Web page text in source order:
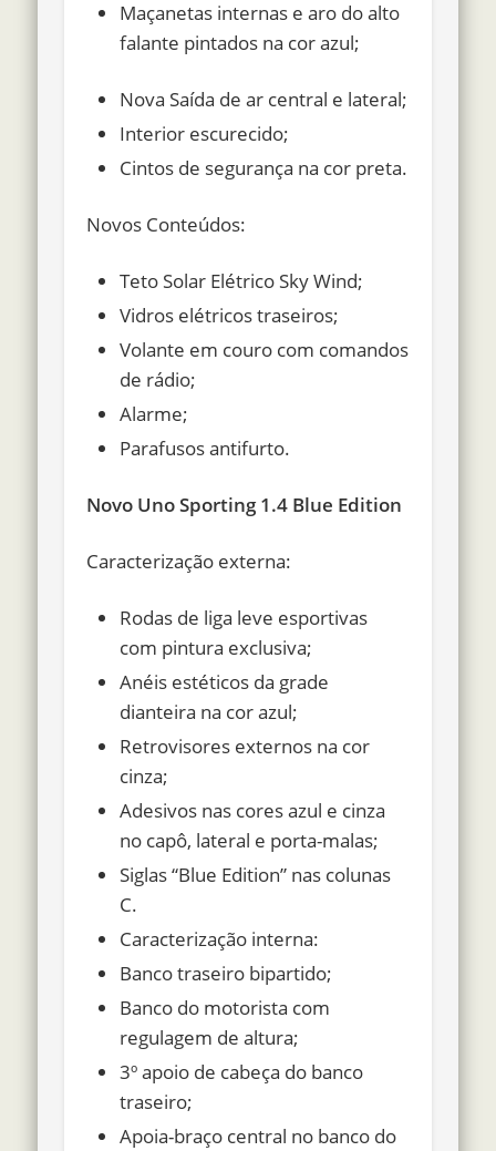
Maçanetas internas e aro do alto
falante pintados na cor azul;
Nova Saída de ar central e lateral;
Interior escurecido;
Cintos de segurança na cor preta.
Novos Conteúdos:
Teto Solar Elétrico Sky Wind;
Vidros elétricos traseiros;
Volante em couro com comandos
de rádio;
Alarme;
Parafusos antifurto.
Novo Uno Sporting 1.4 Blue Edition
Caracterização externa:
Rodas de liga leve esportivas
com pintura exclusiva;
Anéis estéticos da grade
dianteira na cor azul;
Retrovisores externos na cor
cinza;
Adesivos nas cores azul e cinza
no capô, lateral e porta-malas;
Siglas “Blue Edition” nas colunas
C.
Caracterização interna:
Banco traseiro bipartido;
Banco do motorista com
regulagem de altura;
3º apoio de cabeça do banco
traseiro;
Apoia-braço central no banco do